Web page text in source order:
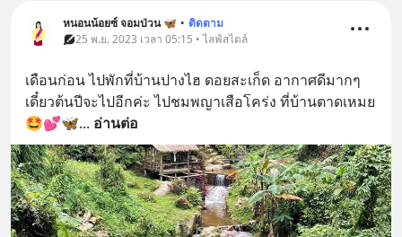
หนอนน้อยซ์ จอมป่วน 🦋 • ติดตาม
25 พ.ย. 2023 เวลา 05:15 • ไลฟ์สไตล์
เดือนก่อน ไปพักที่บ้านปางไฮ ดอยสะเก็ด อากาศดีมากๆ
เดี๋ยวต้นปีจะไปอีกค่ะ ไปชมพญาเสือโคร่ง ที่บ้านตาดเหมย
🤩💕🦋... อ่านต่อ